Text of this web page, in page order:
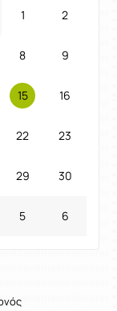
1 2
8 9
15 16
22 23
29 30
5 6